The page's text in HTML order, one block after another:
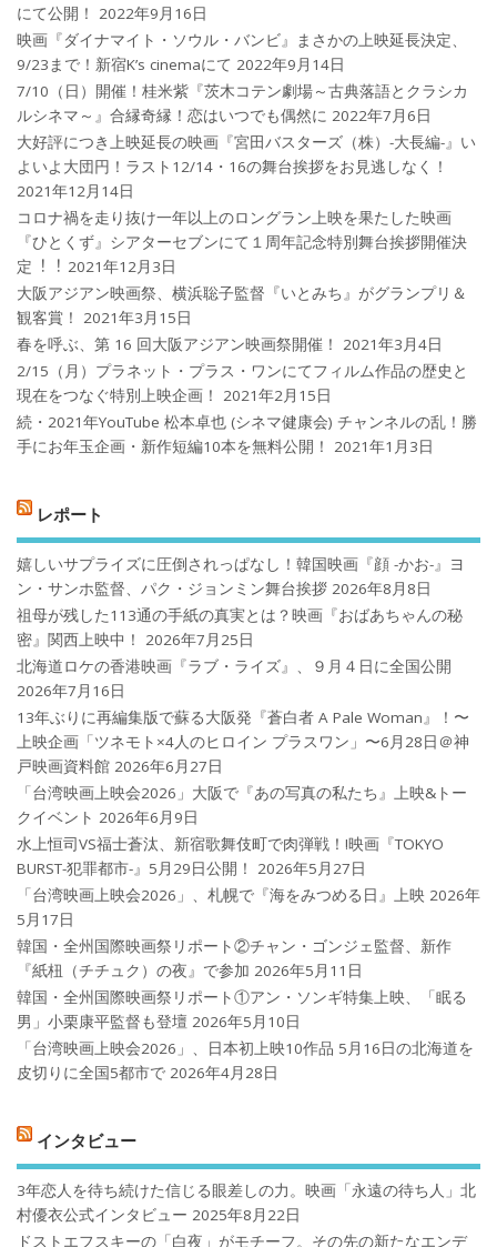
にて公開！
2022年9月16日
映画『ダイナマイト・ソウル・バンビ』まさかの上映延長決定、
9/23まで！新宿K’s cinemaにて 2022年9月14日
7/10（日）開催！桂米紫『茨木コテン劇場～古典落語とクラシカ
ルシネマ～』合縁奇縁！恋はいつでも偶然に 2022年7月6日
大好評につき上映延長の映画『宮田バスターズ（株）-大長編-』い
よいよ大団円！ラスト12/14・16の舞台挨拶をお見逃しなく！
2021年12月14日
コロナ禍を⾛り抜け⼀年以上のロングラン上映を果たした映画
『ひとくず』シアターセブンにて１周年記念特別舞台挨拶開催決
定︕︕ 2021年12月3日
大阪アジアン映画祭、横浜聡子監督『いとみち』がグランプリ＆
観客賞！
2021年3月15日
春を呼ぶ、第 16 回大阪アジアン映画祭開催！
2021年3月4日
2/15（月）プラネット・プラス・ワンにてフィルム作品の歴史と
現在をつなぐ特別上映企画！
2021年2月15日
続・2021年YouTube 松本卓也 (シネマ健康会) チャンネルの乱！勝
手にお年玉企画・新作短編10本を無料公開！
2021年1月3日
レポート
嬉しいサプライズに圧倒されっぱなし！韓国映画『顔 -かお-』ヨ
ン・サンホ監督、パク・ジョンミン舞台挨拶 2026年8月8日
祖母が残した113通の手紙の真実とは？映画『おばあちゃんの秘
密』関西上映中！
2026年7月25日
北海道ロケの香港映画『ラブ・ライズ』、９月４日に全国公開
2026年7月16日
13年ぶりに再編集版で蘇る大阪発『蒼白者 A Pale Woman』！〜
上映企画「ツネモト×4人のヒロイン プラスワン」〜6月28日＠神
戸映画資料館 2026年6月27日
「台湾映画上映会2026」大阪で『あの写真の私たち』上映&トー
クイベント 2026年6月9日
水上恒司VS福士蒼汰、新宿歌舞伎町で肉弾戦！!映画『TOKYO
BURST-犯罪都市-』5月29日公開！
2026年5月27日
「台湾映画上映会2026」、札幌で『海をみつめる日』上映 2026年
5月17日
韓国・全州国際映画祭リポート②チャン・ゴンジェ監督、新作
『紙杻（チチュク）の夜』で参加 2026年5月11日
韓国・全州国際映画祭リポート①アン・ソンギ特集上映、「眠る
男」小栗康平監督も登壇 2026年5月10日
「台湾映画上映会2026」、日本初上映10作品 5月16日の北海道を
皮切りに全国5都市で 2026年4月28日
インタビュー
3年恋人を待ち続けた信じる眼差しの力。映画「永遠の待ち人」北
村優衣公式インタビュー 2025年8月22日
ドストエフスキーの「白夜」がモチーフ。その先の新たなエンデ